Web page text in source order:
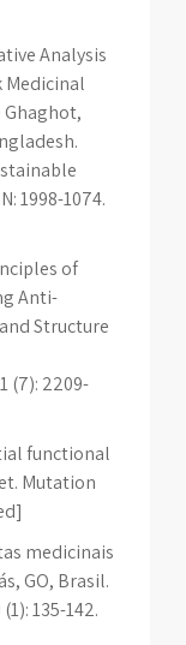
Analysis
Medicinal
1998-1074.
of
Anti-
Structure
(7): 2209-
functional
Mutation
medicinais
GO, Brasil.
135-142.